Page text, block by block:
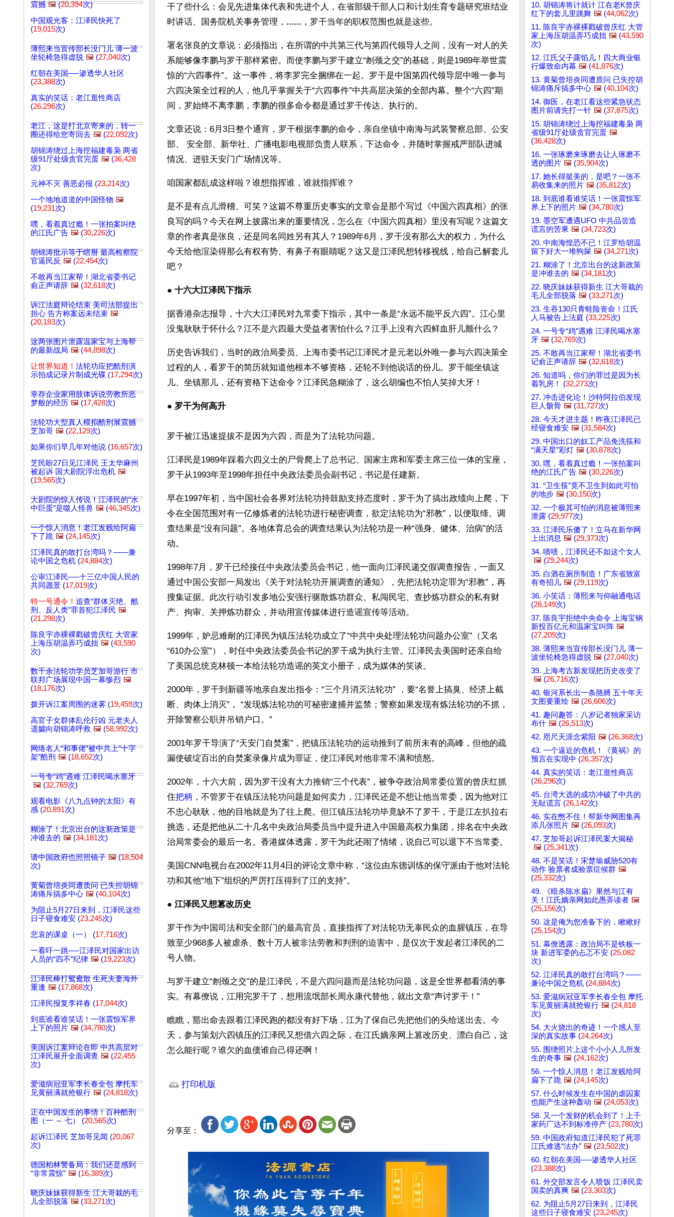
震撼 🖼️(20,394次)
中国观光客：江泽民快死了
(19,015次)
薄熙来当宣传部长没门儿 薄一波
坐轮椅急得虚脱 🖼️ (27,040次)
红朝在美国──渗透华人社区
(23,388次)
真实的笑话：老江逛性商店
(26,296次)
老江，这是打北京寄来的，转一
圈还得给您寄回去 🖼️ (22,092次)
胡锦涛绕过上海挖福建毒枭 两省
级91厅处级贪官完蛋 🖼️ (36,428
次)
元神不灭 善恶必报 (23,214次)
一个地地道道的中国怪物 🖼️
(19,231次)
嘿，看着真过瘾！一张拍案叫绝
的江氏广告 🖼️ (30,226次)
胡锦涛批示等于瞎掰 最高检察院
官逼民反 🖼️ (22,454次)
不敢再当江家帮！湖北省委书记
俞正声请辞 🖼️ (32,618次)
诉江法庭辩论结束 美司法部提出
担心 告方称案远未结束 🖼️
(20,183次)
这两张图片泄露温家宝与上海帮
的最新战局 🖼️ (44,898次)
让世界知道！ 法轮功应把酷刑演
示拍成记录片制成光碟 (17,294次)
幸存企业家用肢体诉说劳教所恶
梦般的经历 🖼️ (17,428次)
法轮功大型真人模拟酷刑展震撼
芝加哥 🖼️ (22,129次)
如果你们早几年对他说 (16,657次)
芝民盼27日见江泽民 王太华麻州
被起诉 国大剧院浮出危机 🖼️
(19,565次)
大剧院的惊人传说！江泽民的“水
中巨蛋”是噬人怪兽 🖼️ (46,345次)
一个惊人消息！老江发贱给阿扁
下了跪 🖼️ (24,145次)
江泽民真的敢打台湾吗？——兼
论中国之危机 (24,884次)
公审江泽民──十三亿中国人民的
共同愿景 (17,019次)
特一号通令！ 追查“群体灭绝、酷
刑、反人类”罪首犯江泽民 🖼️
(21,298次)
陈良宇赤裸裸戳破曾庆红 大管家
上海压胡温弄巧成拙 🖼️ (43,590
次)
数千余法轮功学员芝加哥游行 市
联邦广场展现中国一幕惨烈 🖼️
(18,176次)
拨开诉江案周围的迷雾 (19,459次)
高官子女群体乱伦行凶 元老夫人
遗孀向胡锦涛呼救 🖼️ (58,992次)
网络名人“和事佬”被中共上“十字
架”酷刑 🖼️ (18,652次)
一号专“鸡”遇难 江泽民喝水塞牙
🖼️ (32,769次)
观看电影《八九点钟的太阳》有
感 (20,891次)
糊涂了！北京出台的这新政策是
冲谁去的 🖼️ (34,181次)
请中国政府也照照镜子 🖼️(18,504
次)
黄菊曾培炎同遭质问 已失控胡锦
涛痛斥搞多中心 🖼️ (40,104次)
为阻止5月27日来到，江泽民这些
日子寝食难安 (23,245次)
悲哀的课桌（一） (17,716次)
一看吓一跳──江泽民对国家出访
人员的“四不”纪律 🖼️ (19,223次)
江泽民棒打鸳鸯散 生死夫妻海外
重逢 🖼️ (17,868次)
江泽民报复李祥春 (17,044次)
到底谁看谁笑话！一张震惊军界
上下的照片 🖼️ (34,780次)
美国诉江案辩论在即 中共高层对
江泽民展开全面调查 🖼️ (22,455
次)
爱滋病冠亚军李长春全包 摩托车
见黄丽满就抢银行 🖼️ (24,818次)
正在中国发生的事情！百种酷刑
图（一 ～ 七） (20,565次)
起诉江泽民 芝加哥见闻 (20,067
次)
德国柏林警备局：我们还是感到
“非常震惊” 🖼️ (16,389次)
晓庆妹妹获得新生 江大哥栽的毛
儿全部脱落 🖼️ (33,271次)
干了些什么：会见先进集体代表和先进个人，在省部级干部人口和计划生育专题研究班结业
时讲话、国务院机关事务管理， ...... ，罗干当年的职权范围也就是这些。
署名张良的文章说：必须指出，在所谓的中共第三代与第四代领导人之间，没有一对人的关
系能够像李鹏与罗干那样紧密。而使李鹏与罗干建立“刎颈之交”的基础，则是1989年举世震
惊的“六四事件”。这一事件，将李罗完全捆绑在一起。罗干是中国第四代领导层中唯一参与
六四决策全过程的人，他几乎掌握关于“六四事件”中共高层决策的全部内幕。整个“六四”期
间，罗始终不离李鹏，李鹏的很多命令都是通过罗干传达、执行的。
文章还说：6月3日整个通宵，罗干根据李鹏的命令，亲自坐镇中南海与武装警察总部、公安
部、 安全部、新华社、广播电影电视部负责人联系，下达命令，并随时掌握戒严部队进城
情况、进驻天安门广场情况等。
咱国家都乱成这样啦？谁想指挥谁，谁就指挥谁？
是不是有点儿滑稽、可笑？这篇不尊重历史事实的文章会是那个写过《中国六四真相》的张
良写的吗？今天在网上披露出来的重要情况，怎么在《中国六四真相》里没有写呢？这篇文
章的作者真是张良，还是同名同姓另有其人？1989年6月，罗干没有那么大的权力，为什么
今天给他渲染得那么有权有势、有鼻子有眼睛呢？这又是江泽民想转移视线，给自己解套儿
吧？
● 十六大江泽民下指示
据香港杂志报导，十六大江泽民对九常委下指示，其中一条是“永远不能平反六四”。江心里
没鬼耿耿于怀什么？江不是六四最大受益者害怕什么？江手上没有六四鲜血肝儿颤什么？
历史告诉我们，当时的政治局委员、上海市委书记江泽民才是元老以外唯一参与六四决策全
过程的人，看罗干的简历就知道他根本不够资格，还轮不到他说话的份儿。罗干能坐镇这
儿、坐镇那儿，还有资格下达命令？江泽民急糊涂了，这么胡编也不怕人笑掉大牙！
● 罗干为何高升
罗干被江迅速提拔不是因为六四，而是为了法轮功问题。
江泽民是1989年踩着六四义士的尸骨爬上了总书记、国家主席和军委主席三位一体的宝座，
罗干从1993年至1998年担任中央政法委员会副书记，书记是任建新。
早在1997年初，当中国社会各界对法轮功持鼓励支持态度时，罗干为了搞出政绩向上爬，下
令在全国范围对有一亿修炼者的法轮功进行秘密调查，欲定法轮功为“邪教”，以便取缔。调
查结果是“没有问题”。各地体育总会的调查结果认为法轮功是一种“强身、健体、治病”的活
动。
1998年7月，罗干已经接任中央政法委员会书记，他一面向江泽民递交假调查报告，一面又
通过中国公安部一局发出《关于对法轮功开展调查的通知》，先把法轮功定罪为“邪教”，再
搜集证据。此次行动引发多地公安强行驱散炼功群众、私闯民宅、查抄炼功群众的私有财
产、拘审、关押炼功群众，并动用宣传媒体进行造谣宣传等活动。
1999年，妒忌难耐的江泽民为镇压法轮功成立了“中共中央处理法轮功问题办公室”（又名
“610办公室”），时任中央政法委员会书记的罗干成为执行主管。江泽民去美国时还亲自给
了美国总统克林顿一本给法轮功造谣的英文小册子，成为媒体的笑谈。
2000年，罗干到新疆等地亲自发出指令：“三个月消灭法轮功” ，要“名誉上搞臭、经济上截
断、肉体上消灭”， “发现炼法轮功的可秘密逮捕并监禁；警察如果发现有炼法轮功的不抓，
开除警察公职并吊销户口。”
2001年罗干导演了“天安门自焚案”，把镇压法轮功的运动推到了前所未有的高峰，但他的疏
漏使破绽百出的自焚案录像片成为罪证，使江泽民对他非常不满和愤怒。
2002年，十六大前，因为罗干没有大力推销“三个代表”，被争夺政治局常委位置的曾庆红抓
住把柄 ，不管罗干在镇压法轮功问题是如何卖力，江泽民还是不想让他当常委，因为他对江
不忠心耿耿，他的目地就是为了往上爬。但江镇压法轮功毕竟缺不了罗干，于是江左扒拉右
挑选，还是把他从二十几名中央政治局委员当中提升进入中国最高权力集团，排名在中央政
治局常委会的最后一名。香港媒体透露，罗干为此还闹了情绪，说自己可以退下不当常委。
美国CNN电视台在2002年11月4日的评论文章中称，“这位由东德训练的保守派由于他对法轮
功和其他“地下”组织的严厉打压得到了江的支持”。
● 江泽民又想篡改历史
罗干作为中国司法和安全部门的最高官员，直接指挥了对法轮功无辜民众的血腥镇压，在导
致至少968多人被虐杀、数十万人被非法劳教和判刑的迫害中，是仅次于发起者江泽民的二
号人物。
与罗干建立“刎颈之交”的是江泽民，不是六四问题而是法轮功问题，这是全世界都看清的事
实。有幕僚说，江用完罗干了，想用流氓部长周永康代替他，就出文章“声讨罗干！”
瞧瞧，豁出命去跟着江泽民跑的都没有好下场，江为了保自己先把他们的头给送出去。今
天，参与策划六四镇压的江泽民又想借六四之际，在江氏嫡亲网上篡改历史、漂白自己，这
怎么能行呢？谁欠的血债谁自己得还啊！
打印机版
分享至：
10. 胡锦涛将计就计 江在老K曾庆
红下的套儿里跳舞 🖼️ (44,062次)
11. 陈良宇赤裸裸戳破曾庆红 大管
家上海压胡温弄巧成拙 🖼️ (43,590
次)
12. 江氏父子露馅儿！四大商业银
行爆致命内幕 🖼️ (41,876次)
13. 黄菊曾培炎同遭质问 已失控胡
锦涛痛斥搞多中心 🖼️ (40,104次)
14. 御医，在老江看这些紧急状态
图片前请先打一针 🖼️ (37,875次)
15. 胡锦涛绕过上海挖福建毒枭 两
省级91厅处级贪官完蛋 🖼️
(36,428次)
16. 一张琢磨来琢磨去让人琢磨不
透的图片 🖼️ (35,904次)
17. 她长得挺美的，是吧？一张不
易收集来的照片 🖼️ (35,812次)
18. 到底谁看谁笑话！一张震惊军
界上下的照片 🖼️ (34,780次)
19. 墨空军遭遇UFO 中共品尝造
谎言的苦果 🖼️ (34,723次)
20. 中南海惶恐不已！江罗给胡温
留下好大一堆狗屎 🖼️ (34,271次)
21. 糊涂了！北京出台的这新政策
是冲谁去的 🖼️ (34,181次)
22. 晓庆妹妹获得新生 江大哥栽的
毛儿全部脱落 🖼️ (33,271次)
23. 生吞130只青蛙险丧命！江氏
人马被告上法庭 (33,225次)
24. 一号专“鸡”遇难 江泽民喝水塞
牙 🖼️ (32,769次)
25. 不敢再当江家帮！湖北省委书
记俞正声请辞 🖼️ (32,618次)
26. 知道吗，你们的罪过是因为长
着乳房！ (32,273次)
27. 冲击进化论！沙特阿拉伯发现
巨人骸骨 🖼️ (31,727次)
28. 今天才进主题！昨夜江泽民已
经寝食难安 🖼️ (31,584次)
29. 中国出口的奴工产品免洗筷和
“满天星”彩灯 🖼️ (30,878次)
30. 嘿，看着真过瘾！一张拍案叫
绝的江氏广告 🖼️ (30,226次)
31. “卫生筷”竟不卫生到如此可怕
的地步 🖼️ (30,150次)
32. 一个极其可怕的消息被薄熙来
泄露 (29,977次)
33. 江泽民乐傻了！立马在新华网
上出消息 🖼️ (29,373次)
34. 啧啧，江泽民还不如这个女人
🖼️ (29,244次)
35. 白酒在厕所制造！广东省致富
有奇招儿 🖼️ (29,119次)
36. 小笑话：薄熙来与仰融通电话
(28,149次)
37. 陈良宇拒绝中央命令 上海宝钢
新投百亿元和温家宝叫阵 🖼️
(27,209次)
38. 薄熙来当宣传部长没门儿 薄一
波坐轮椅急得虚脱 🖼️ (27,040次)
39. 上海考古新发现把历史改变了
🖼️ (26,716次)
40. 银河系长出一条胳膊 五十年天
文图要重绘 🖼️ (26,606次)
41. 趣问趣答：八岁记者独家采访
布什 🖼️ (26,513次)
42. 咫尺天涯念紫阳 🖼️ (26,368次)
43. 一个逼近的危机！《黄祸》的
预言在实现中 (26,357次)
44. 真实的笑话：老江逛性商店
(26,296次)
45. 台湾大选的成功冲破了中共的
无耻谎言 (26,142次)
46. 实在憋不住！帮新华网图集再
添几张照片 🖼️ (26,093次)
47. 芝加哥起诉江泽民案大揭秘
🖼️ (25,341次)
48. 不是笑话！宋楚瑜威胁520有
动作 验票者成验票症候群 🖼️
(25,332次)
49. 《暗杀陈水扁》果然与江有
关！江氏嫡亲网如此愚弄读者 🖼️
(25,156次)
50. 这是俺为您准备下的，瞅瞅好
(25,154次)
51. 幕僚透露：政治局不是铁板一
块 新进军委的忐忑不安 (25,082
次)
52. 江泽民真的敢打台湾吗？——
兼论中国之危机 (24,884次)
53. 爱滋病冠亚军李长春全包 摩托
车见黄丽满就抢银行 🖼️ (24,818
次)
54. 大火烧出的奇迹！一个感人至
深的真实故事 (24,264次)
55. 围绕照片上这个小小人儿所发
生的奇事 🖼️ (24,162次)
56. 一个惊人消息！老江发贱给阿
扁下了跪 🖼️ (24,145次)
57. 什么时候发生在中国的虐囚案
也能产生这种轰动 🖼️ (24,053次)
58. 又一个发财的机会到了！上千
家药厂达不到标准停产 (23,780次)
59. 中国政府知道江泽民犯了死罪
江氏难逃“法办” 🖼️ (23,502次)
60. 红朝在美国──渗透华人社区
(23,388次)
61. 外交部发言令人喷饭 江泽民卖
国卖的真爽 🖼️ (23,303次)
62. 为阻止5月27日来到，江泽民
这些日子寝食难安 (23,245次)